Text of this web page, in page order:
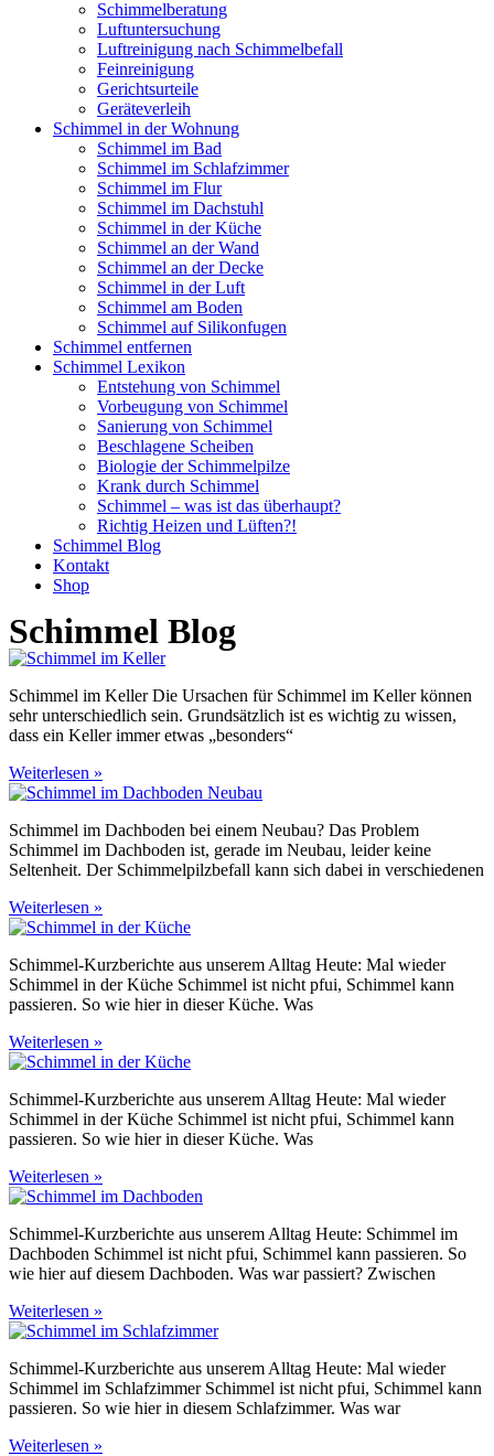
Schimmelberatung
Luftuntersuchung
Luftreinigung nach Schimmelbefall
Feinreinigung
Gerichtsurteile
Geräteverleih
Schimmel in der Wohnung
Schimmel im Bad
Schimmel im Schlafzimmer
Schimmel im Flur
Schimmel im Dachstuhl
Schimmel in der Küche
Schimmel an der Wand
Schimmel an der Decke
Schimmel in der Luft
Schimmel am Boden
Schimmel auf Silikonfugen
Schimmel entfernen
Schimmel Lexikon
Entstehung von Schimmel
Vorbeugung von Schimmel
Sanierung von Schimmel
Beschlagene Scheiben
Biologie der Schimmelpilze
Krank durch Schimmel
Schimmel – was ist das überhaupt?
Richtig Heizen und Lüften?!
Schimmel Blog
Kontakt
Shop
Schimmel Blog
Schimmel im Keller Die Ursachen für Schimmel im Keller können
sehr unterschiedlich sein. Grundsätzlich ist es wichtig zu wissen,
dass ein Keller immer etwas „besonders“
Weiterlesen »
Schimmel im Dachboden bei einem Neubau? Das Problem
Schimmel im Dachboden ist, gerade im Neubau, leider keine
Seltenheit. Der Schimmelpilzbefall kann sich dabei in verschiedenen
Weiterlesen »
Schimmel-Kurzberichte aus unserem Alltag Heute: Mal wieder
Schimmel in der Küche Schimmel ist nicht pfui, Schimmel kann
passieren. So wie hier in dieser Küche. Was
Weiterlesen »
Schimmel-Kurzberichte aus unserem Alltag Heute: Mal wieder
Schimmel in der Küche Schimmel ist nicht pfui, Schimmel kann
passieren. So wie hier in dieser Küche. Was
Weiterlesen »
Schimmel-Kurzberichte aus unserem Alltag Heute: Schimmel im
Dachboden Schimmel ist nicht pfui, Schimmel kann passieren. So
wie hier auf diesem Dachboden. Was war passiert? Zwischen
Weiterlesen »
Schimmel-Kurzberichte aus unserem Alltag Heute: Mal wieder
Schimmel im Schlafzimmer Schimmel ist nicht pfui, Schimmel kann
passieren. So wie hier in diesem Schlafzimmer. Was war
Weiterlesen »